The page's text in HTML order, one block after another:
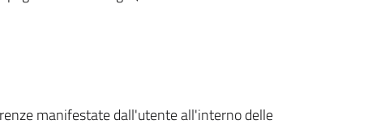
manifestate dall'utente all'interno delle